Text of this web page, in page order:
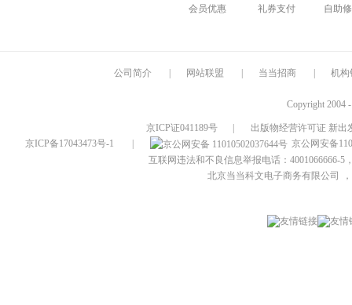
会员优惠
礼券支付
自助
公司简介 网站联盟 当当招商 机构
Copyright 2004
京ICP证041189号
出版物经营许可证 新出
京ICP备17043473号-1
京公网安备
互联网违法和不良信息举报电话：4001066666-5
北京当当科文电子商务有限公司